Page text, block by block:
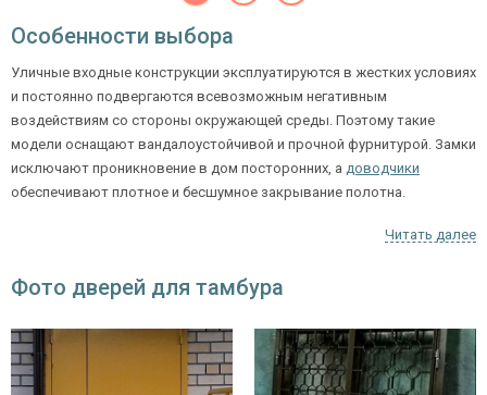
Особенности выбора
Уличные входные конструкции эксплуатируются в жестких условиях
и постоянно подвергаются всевозможным негативным
воздействиям со стороны окружающей среды. Поэтому такие
модели оснащают вандалоустойчивой и прочной фурнитурой. Замки
исключают проникновение в дом посторонних, а доводчики
обеспечивают плотное и бесшумное закрывание полотна.
Читать далее
Фото дверей для тамбура